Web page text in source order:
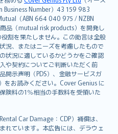
Business Number）43 159 983
（ABN 664 040 975 / NZBN
品（mutual risk products）を開発し
割を果たしません。この助言は全般
況、またはニーズを考慮したもので
状況に適しているかどうかをご確認
や契約についてご判断いただく前
開示声明（PDS）、金融サービスガ
をお読みください。Cover Genius に
険料の1％相当の手数料を受領いた
Car Damage：CDP）補償は、
れています。本広告には、デラウェ